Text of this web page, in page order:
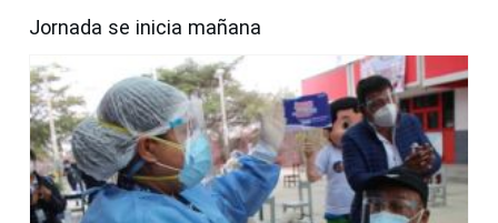
Jornada se inicia mañana